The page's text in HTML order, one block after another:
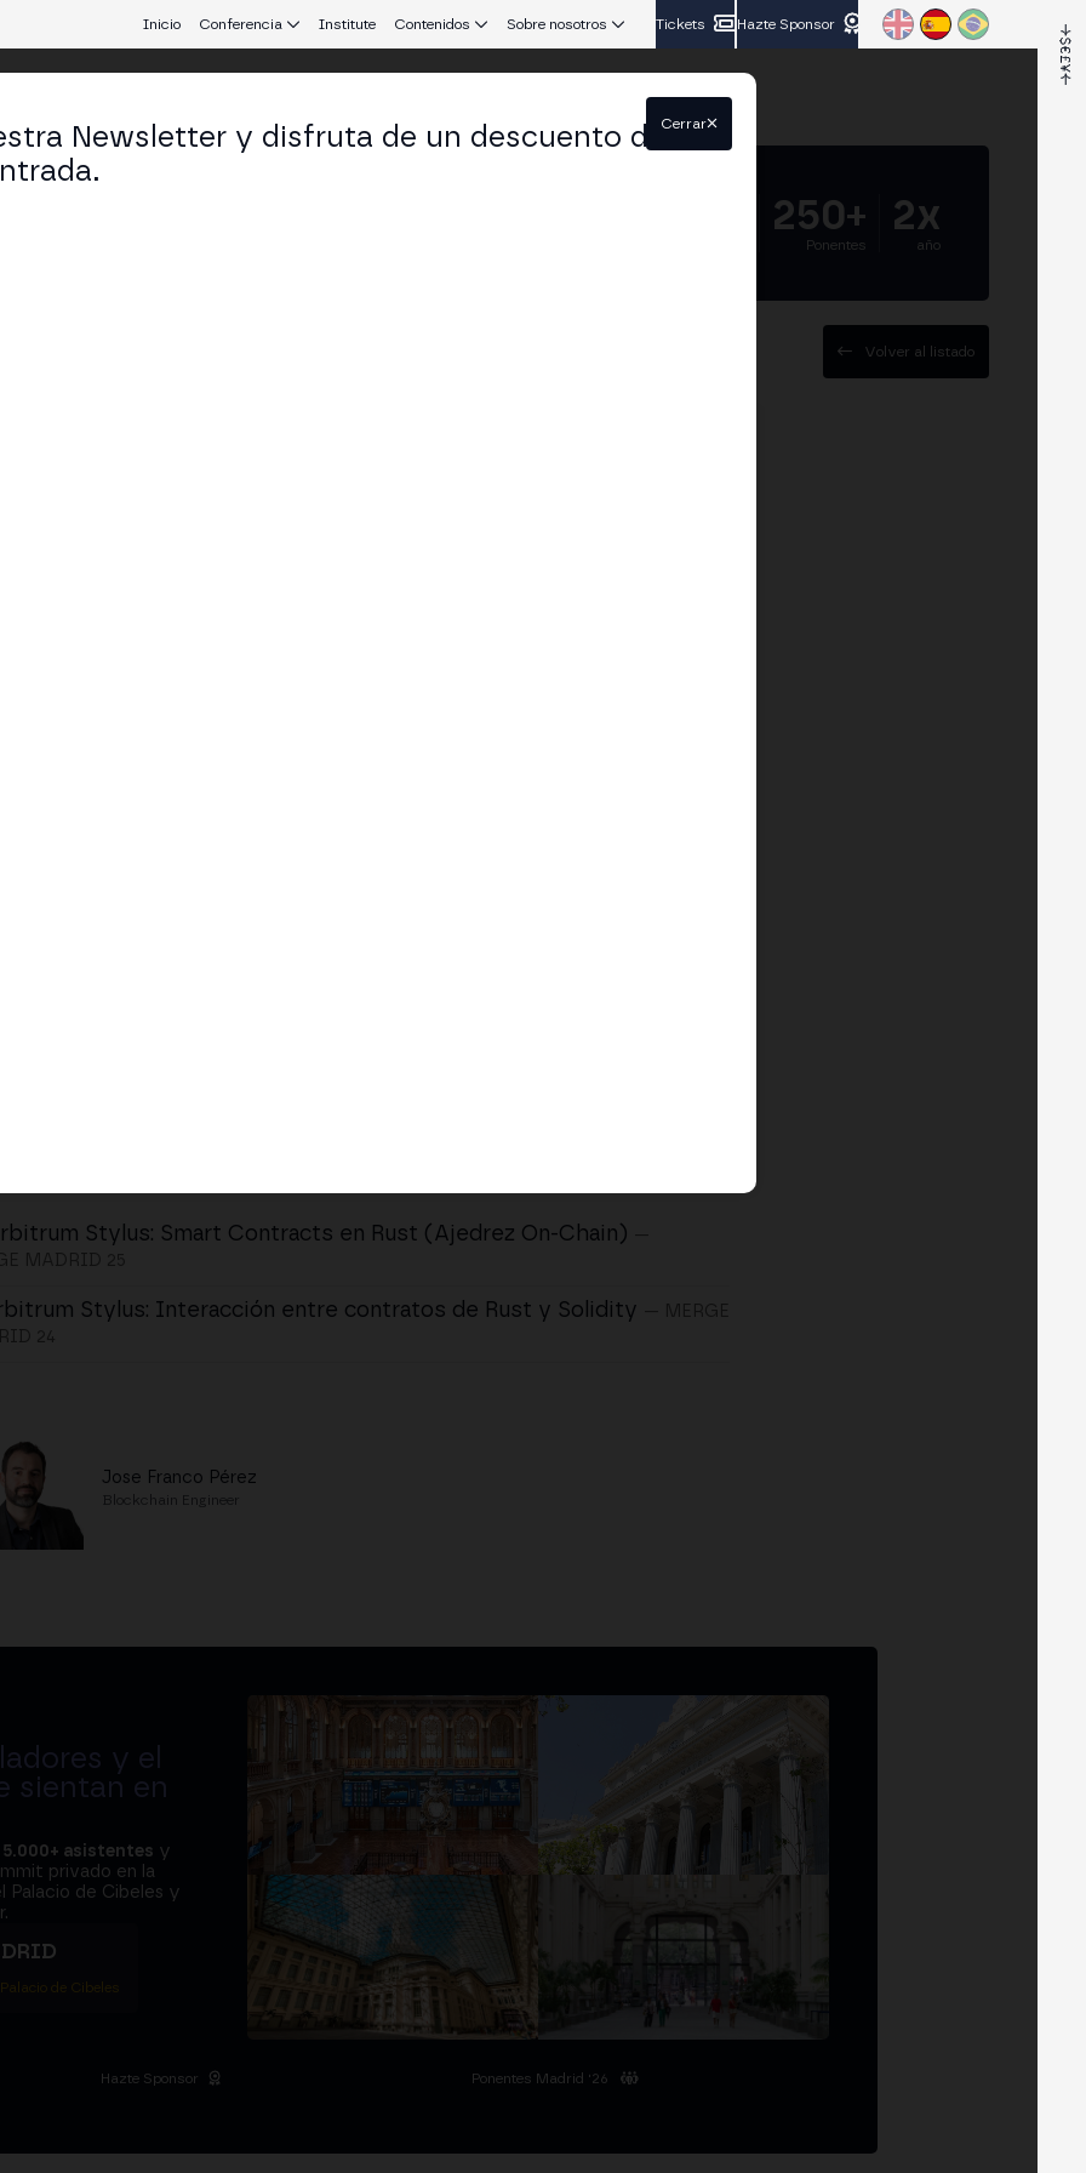
Inicio Conferencia Institute Contenidos Sobre nosotros Tickets Hazte Sponsor
250+
Ponentes
2x
año
Volver al listado
Stylus: Smart Contracts en Rust (Ajedrez On-Chain)
Stylus: Interacción entre contratos de Rust y Solidity
Jose Franco Pérez
Blockchain Engineer
y el
sientan en
5.000+ asistentes y
privado en la
Palacio de Cibeles y
de Cibeles
Hazte Sponsor Ponentes Madrid '26
Newsletter y disfruta de un descuento delCerrar